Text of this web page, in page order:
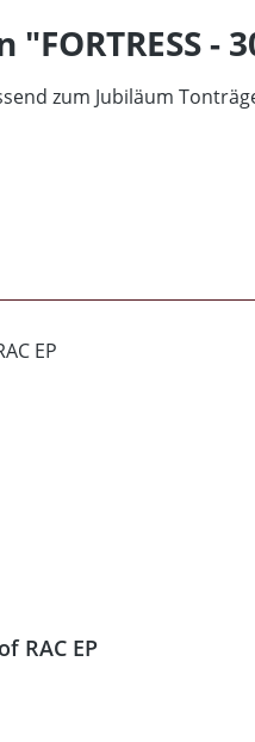
-
zum Jubiläum
RAC EP